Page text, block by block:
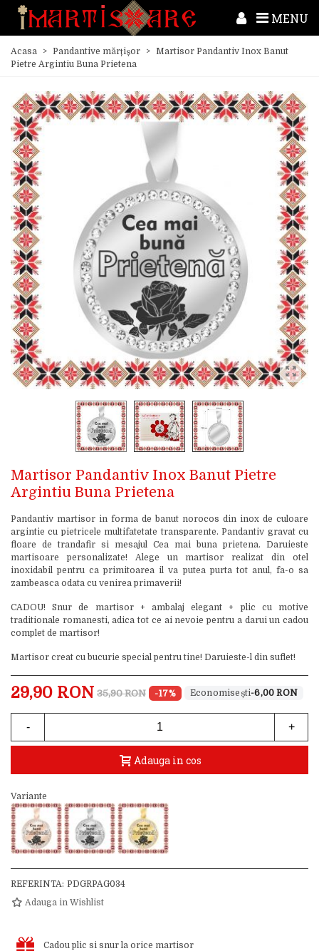
MENU
Acasa > Pandantive mărțișor > Martisor Pandantiv Inox Banut
Pietre Argintiu Buna Prietena
Martisor Pandantiv Inox Banut Pietre
Argintiu Buna Prietena
Pandantiv martisor in forma de banut norocos din inox de culoare
argintie cu pietricele multifatetate transparente. Pandantiv gravat cu
floare de trandafir si mesajul Cea mai buna prietena. Daruieste
martisoare personalizate! Alege un martisor realizat din otel
inoxidabil pentru ca primitoarea il va putea purta tot anul, fa-o sa
zambeasca odata cu venirea primaverii!
CADOU! Snur de martisor + ambalaj elegant + plic cu motive
traditionale romanesti, adica tot ce ai nevoie pentru a darui un cadou
complet de martisor!
Martisor creat cu bucurie special pentru tine! Daruieste-l din suflet!
29,90 RON 35,90 RON -17% -6,00 RON
- +
Adauga in cos
Variante
REFERINTA: PDGRPAG034
Adauga in Wishlist
Cadou plic si snur la orice martisor